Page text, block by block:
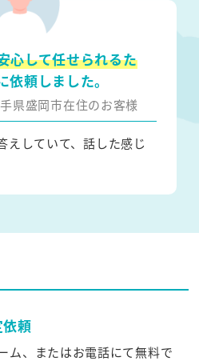
心して任せられるた
依頼しました。
県盛岡市在住のお客様
えしていて、話した感じ
頼
ム、またはお電話にて無料で